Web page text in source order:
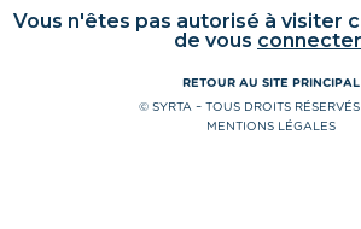
Vous n'êtes pas autorisé à visiter
de vous connecter
RETOUR AU SITE PRINCIPAL
© SYRTA – TOUS DROITS
MENTIONS LÉGALES